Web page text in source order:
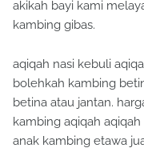
kambing gibas.
bolehkah kambing
betina atau jantan.
kambing aqiqah aqiqah
anak kambing etawa
di pasaran domba